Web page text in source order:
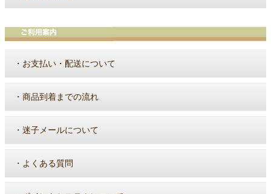
・ お支払い・配送について
・ 商品到着までの流れ
・ 迷子メールについて
・ よくある質問